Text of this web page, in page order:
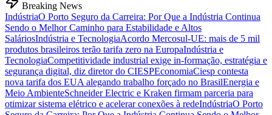
Breaking News
IndústriaO Porto Seguro da Carreira: Por Que a Indústria Continua
Sendo o Melhor Caminho para Estabilidade e Altos
SaláriosIndústria e TecnologiaAcordo Mercosul-UE: mais de 5 mil
produtos brasileiros terão tarifa zero na EuropaIndústria e
TecnologiaCompetitividade industrial exige in-formação, estratégia e
segurança digital, diz diretor do CIESPEconomiaCiesp contesta
nova tarifa dos EUA alegando trabalho forçado no BrasilEnergia e
Meio AmbienteSchneider Electric e Kraken firmam parceria para
otimizar sistema elétrico e acelerar conexões à redeIndústriaO Porto